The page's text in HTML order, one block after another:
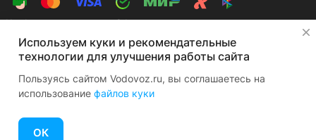
КонфиденциальностьОферта
Главная
Используем куки и рекомендательные
технологии для улучшения работы сайта
Пользуясь сайтом Vodovoz.ru, вы соглашаетесь на
использование файлов куки
ОК